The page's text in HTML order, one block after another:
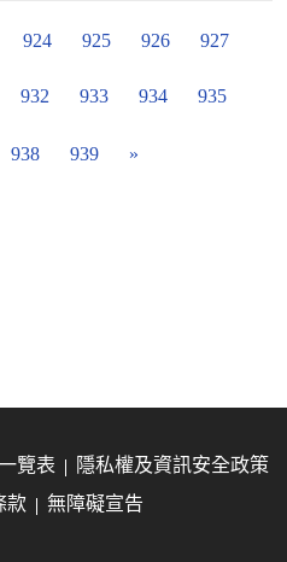
924 925 926 927
932 933 934 935
938 939 »
覽表
隱私權及資訊安全政策
款
無障礙宣告